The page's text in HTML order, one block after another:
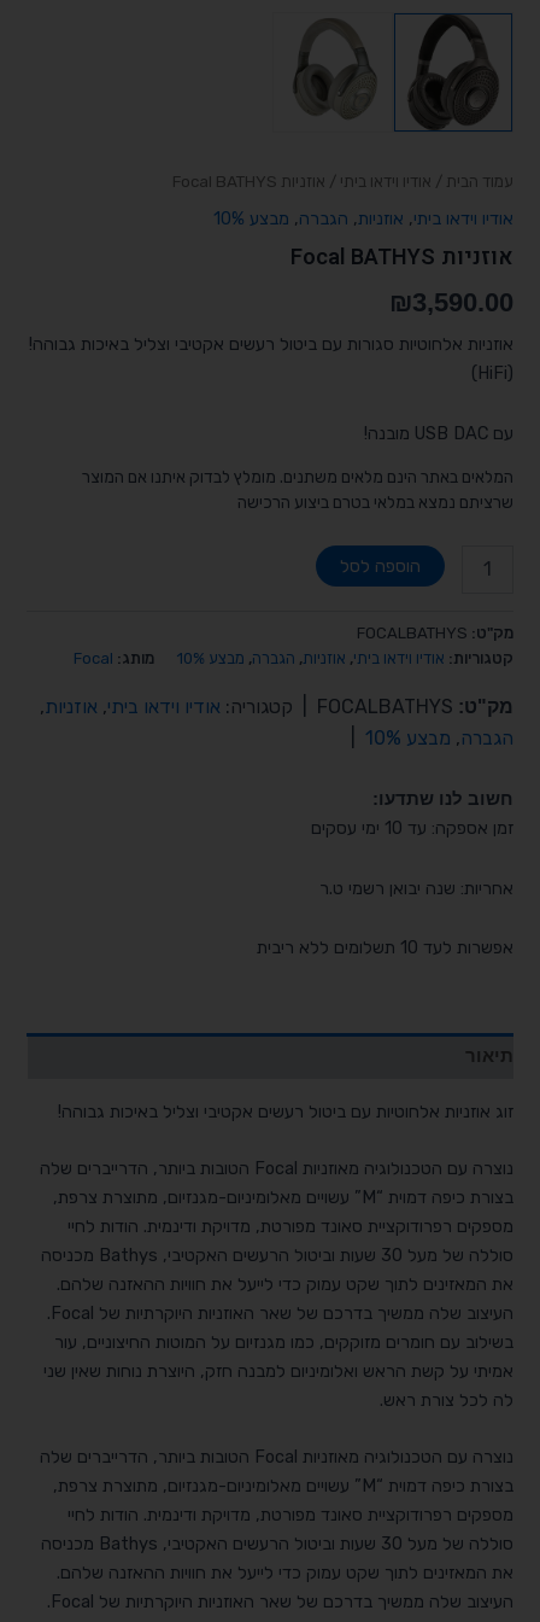
עמוד הבית / אודיו וידאו ביתי / אוזניות Focal BATHYS
אודיו וידאו ביתי, אוזניות, הגברה, מבצע 10%
אוזניות Focal BATHYS
₪3,590.00
אוזניות אלחוטיות סגורות עם ביטול רעשים אקטיבי וצליל באיכות גבוהה!
(HiFi)
עם USB DAC מובנה!
המלאים באתר הינם מלאים משתנים. מומלץ לבדוק איתנו אם המוצר
שרציתם נמצא במלאי בטרם ביצוע הרכישה
הוספה לסל
מק"ט: FOCALBATHYS
קטגוריות: אודיו וידאו ביתי, אוזניות, הגברה, מבצע 10% מותג: Focal
מק"ט: קטגוריה: אודיו וידאו ביתי, אוזניות,
הגברה, מבצע 10%
חשוב לנו שתדעו:
זמן אספקה: עד 10 ימי עסקים
אחריות: שנה יבואן רשמי ט.ר
אפשרות לעד 10 תשלומים ללא ריבית
תיאור
זוג אוזניות אלחוטיות עם ביטול רעשים אקטיבי וצליל באיכות גבוהה!
נוצרה עם הטכנולוגיה מאוזניות Focal הטובות ביותר, הדרייברים שלה
בצורת כיפה דמוית “M” עשויים מאלומיניום-מגנזיום, מתוצרת צרפת,
מספקים רפרודוקציית סאונד מפורטת, מדויקת ודינמית. הודות לחיי
סוללה של מעל 30 שעות וביטול הרעשים האקטיבי, Bathys מכניסה
את המאזינים לתוך שקט עמוק כדי לייעל את חוויות ההאזנה שלהם.
העיצוב שלה ממשיך בדרכם של שאר האוזניות היוקרתיות של Focal.
בשילוב עם חומרים מזוקקים, כמו מגנזיום על המוטות החיצוניים, עור
אמיתי על קשת הראש ואלומיניום למבנה חזק, היוצרת נוחות שאין שני
לה לכל צורת ראש.
נוצרה עם הטכנולוגיה מאוזניות Focal הטובות ביותר, הדרייברים שלה
בצורת כיפה דמוית “M” עשויים מאלומיניום-מגנזיום, מתוצרת צרפת,
מספקים רפרודוקציית סאונד מפורטת, מדויקת ודינמית. הודות לחיי
סוללה של מעל 30 שעות וביטול הרעשים האקטיבי, Bathys מכניסה
את המאזינים לתוך שקט עמוק כדי לייעל את חוויות ההאזנה שלהם.
העיצוב שלה ממשיך בדרכם של שאר האוזניות היוקרתיות של Focal.